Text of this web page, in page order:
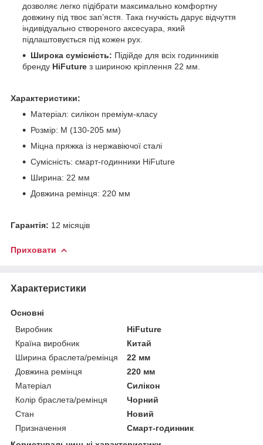
дозволяє легко підібрати максимально комфортну
довжину під твоє зап’ястя. Така гнучкість дарує відчуття
індивідуально створеного аксесуара, який
підлаштовується під кожен рух.
Широка сумісність: Підійде для всіх годинників
бренду HiFuture з шириною кріплення 22 мм.
Характеристики:
Матеріал: силікон преміум-класу
Розмір: M (130-205 мм)
Міцна пряжка із нержавіючої сталі
Сумісність: смарт-годинники HiFuture
Ширина: 22 мм
Довжина ремінця: 220 мм
Гарантія: 12 місяців
Приховати
Характеристики
Основні
Виробник
HiFuture
Країна виробник
Китай
Ширина браслета/ремінця
22 мм
Довжина ремінця
220 мм
Матеріал
Силікон
Колір браслета/ремінця
Чорний
Стан
Новий
Призначення
Смарт-годинник